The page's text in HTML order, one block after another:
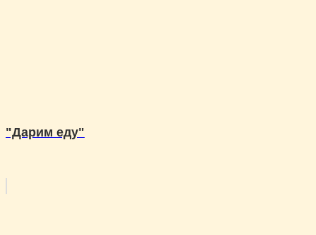
"Дарим еду"